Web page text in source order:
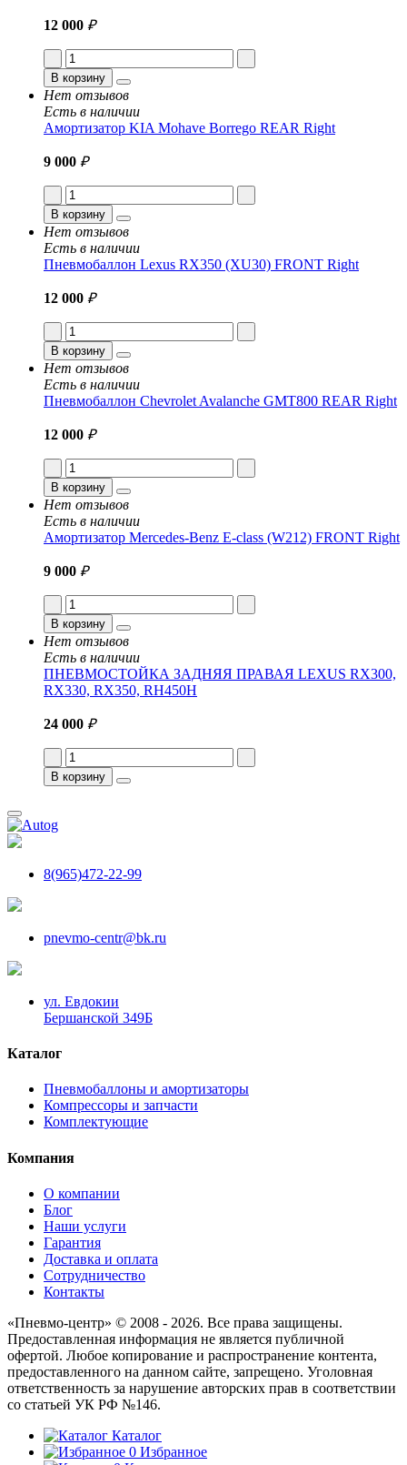
12 000 ₽
В корзину
Нет отзывов
Есть в наличии
Амортизатор KIA Mohave Borrego REAR Right
9 000 ₽
В корзину
Нет отзывов
Есть в наличии
Пневмобаллон Lexus RX350 (XU30) FRONT Right
12 000 ₽
В корзину
Нет отзывов
Есть в наличии
Пневмобаллон Chevrolet Avalanche GMT800 REAR Right
12 000 ₽
В корзину
Нет отзывов
Есть в наличии
Амортизатор Mercedes-Benz E-class (W212) FRONT Right
9 000 ₽
В корзину
Нет отзывов
Есть в наличии
ПНЕВМОСТОЙКА ЗАДНЯЯ ПРАВАЯ LEXUS RX300,
RX330, RX350, RH450H
24 000 ₽
В корзину
8(965)472-22-99
pnevmo-centr@bk.ru
ул. Евдокии
Бершанской 349Б
Каталог
Пневмобаллоны и амортизаторы
Компрессоры и запчасти
Комплектующие
Компания
О компании
Блог
Наши услуги
Гарантия
Доставка и оплата
Сотрудничество
Контакты
«Пневмо-центр» © 2008 - 2026. Все права защищены.
Предоставленная информация не является публичной
офертой. Любое копирование и распространение контента,
предоставленного на данном сайте, запрещено. Уголовная
ответственность за нарушение авторских прав в соответствии
со статьей УК РФ №146.
Каталог
0 Избранное